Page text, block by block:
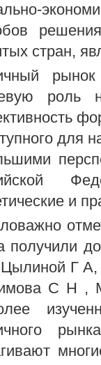
стран,
роль
для
и
получили
Г А,
С Н ,